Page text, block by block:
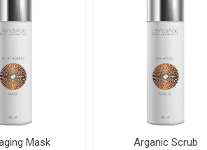
Mask Arganic Scrub